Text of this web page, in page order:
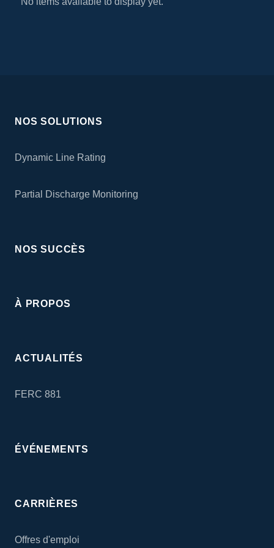
NOS SOLUTIONS
Dynamic Line Rating
Partial Discharge Monitoring
NOS SUCCÈS
À PROPOS
ACTUALITÉS
FERC 881
ÉVÉNEMENTS
CARRIÈRES
Offres d'emploi